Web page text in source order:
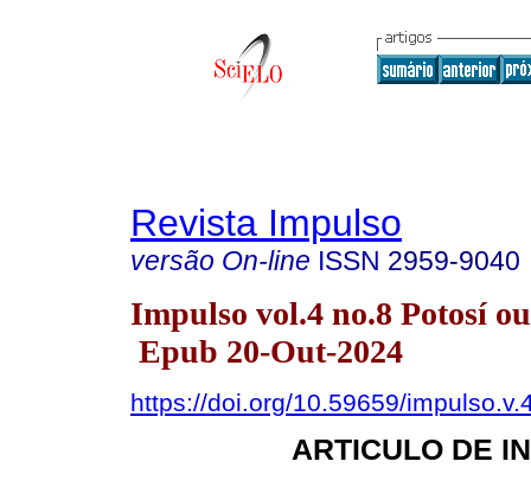
Revista Impulso
versão On-line ISSN 2959-9040
Impulso vol.4 no.8 Potosí
Epub 20-Out-2024
https://doi.org/10.59659/
ARTICULO DE